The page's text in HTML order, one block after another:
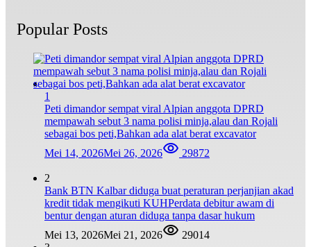
Popular Posts
1
Peti dimandor sempat viral Alpian anggota DPRD
mempawah sebut 3 nama polisi minja,alau dan Rojali
sebagai bos peti,Bahkan ada alat berat excavator
Mei 14, 2026Mei 26, 2026 29872
2
Bank BTN Kalbar diduga buat peraturan perjanjian akad
kredit tidak mengikuti KUHPerdata debitur awam di
bentur dengan aturan diduga tanpa dasar hukum
Mei 13, 2026Mei 21, 2026
29014